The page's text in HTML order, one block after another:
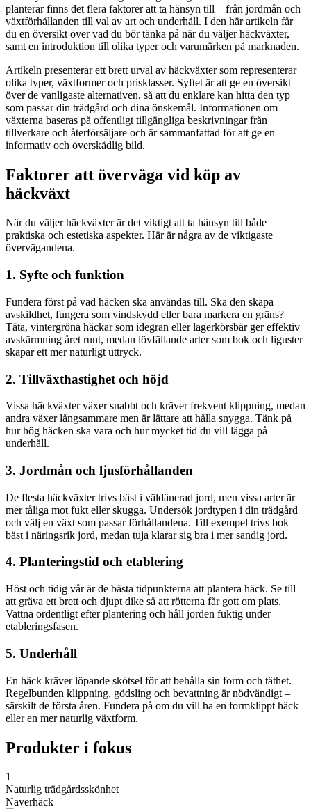
planterar finns det flera faktorer att ta hänsyn till – från jordmån och
växtförhållanden till val av art och underhåll. I den här artikeln får
du en översikt över vad du bör tänka på när du väljer häckväxter,
samt en introduktion till olika typer och varumärken på marknaden.
Artikeln presenterar ett brett urval av häckväxter som representerar
olika typer, växtformer och prisklasser. Syftet är att ge en översikt
över de vanligaste alternativen, så att du enklare kan hitta den typ
som passar din trädgård och dina önskemål. Informationen om
växterna baseras på offentligt tillgängliga beskrivningar från
tillverkare och återförsäljare och är sammanfattad för att ge en
informativ och överskådlig bild.
Faktorer att överväga vid köp av
häckväxt
När du väljer häckväxter är det viktigt att ta hänsyn till både
praktiska och estetiska aspekter. Här är några av de viktigaste
övervägandena.
1. Syfte och funktion
Fundera först på vad häcken ska användas till. Ska den skapa
avskildhet, fungera som vindskydd eller bara markera en gräns?
Täta, vintergröna häckar som idegran eller lagerkörsbär ger effektiv
avskärmning året runt, medan lövfällande arter som bok och liguster
skapar ett mer naturligt uttryck.
2. Tillväxthastighet och höjd
Vissa häckväxter växer snabbt och kräver frekvent klippning, medan
andra växer långsammare men är lättare att hålla snygga. Tänk på
hur hög häcken ska vara och hur mycket tid du vill lägga på
underhåll.
3. Jordmån och ljusförhållanden
De flesta häckväxter trivs bäst i väldänerad jord, men vissa arter är
mer tåliga mot fukt eller skugga. Undersök jordtypen i din trädgård
och välj en växt som passar förhållandena. Till exempel trivs bok
bäst i näringsrik jord, medan tuja klarar sig bra i mer sandig jord.
4. Planteringstid och etablering
Höst och tidig vår är de bästa tidpunkterna att plantera häck. Se till
att gräva ett brett och djupt dike så att rötterna får gott om plats.
Vattna ordentligt efter plantering och håll jorden fuktig under
etableringsfasen.
5. Underhåll
En häck kräver löpande skötsel för att behålla sin form och täthet.
Regelbunden klippning, gödsling och bevattning är nödvändigt –
särskilt de första åren. Fundera på om du vill ha en formklippt häck
eller en mer naturlig växtform.
Produkter i fokus
1
Naturlig trädgårdsskönhet
Naverhäck